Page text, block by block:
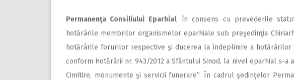
Permanenţa Consiliului Eparhial, în consens cu prevederile
hotărârile membrilor organismelor eparhiale sub preşedinţia
hotărârile forurilor respective şi ducerea la îndeplinire a hotărârilor
conform Hotărârii nr. 943/2012 a Sfântului Sinod, la nivel eparhial s-a
Cimitire, monumente şi servicii funerare”. În cadrul şedinţelor